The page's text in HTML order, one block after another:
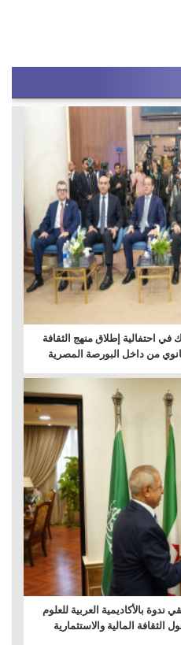
في احتفالية إطلاق منهج الثقافة
من داخل البورصة المصرية
بالأكاديمية العربية للعلوم
الثقافة المالية والاستثمارية